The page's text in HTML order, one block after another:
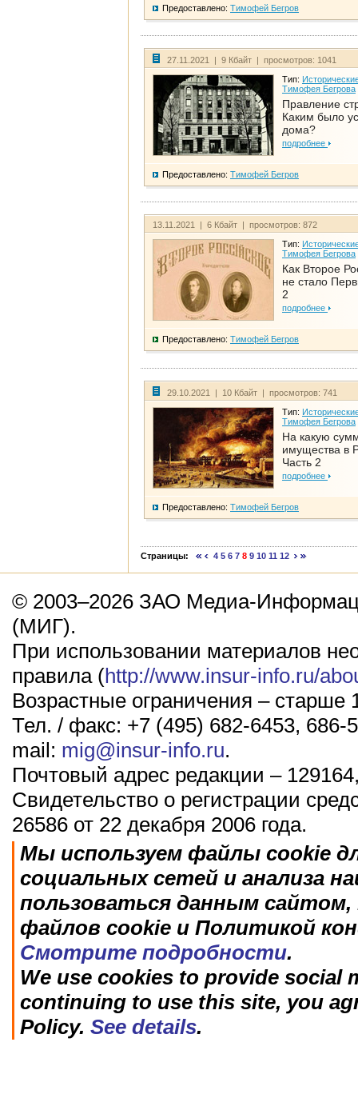
Предоставлено: Тимофей Бегров
27.11.2021 | 9 Кбайт | просмотров: 1041
Тип:
Тимофея Бегрова
Правление
Каким было
дома?
подробнее
Предоставлено: Тимофей Бегров
13.11.2021 | 6 Кбайт | просмотров: 872
Тип:
Тимофея Бегрова
Как Второе
не стало
2
подробнее
Предоставлено: Тимофей Бегров
29.10.2021 | 10 Кбайт | просмотров: 741
Тип:
Тимофея Бегрова
На какую
имущества в
Часть 2
подробнее
Предоставлено: Тимофей Бегров
Страницы: 4 5 6 7 8 9 10 11 12
© 2003–2026 ЗАО Медиа-
(МИГ).
При использовании материалов
правила (http://www.insur-info.ru/
Возрастные ограничения – старше
Тел. / факс: +7 (495) 682-6453, 686-
mail: mig@insur-info.ru.
Почтовый адрес редакции –
Свидетельство о регистрации
26586 от 22 декабря 2006 года.
Мы используем файлы cookie
социальных сетей и анализа
пользоваться данным
файлов cookie и Политикой
Смотрите подробности.
We use cookies to provide social
continuing to use this site, you
Policy. See details.